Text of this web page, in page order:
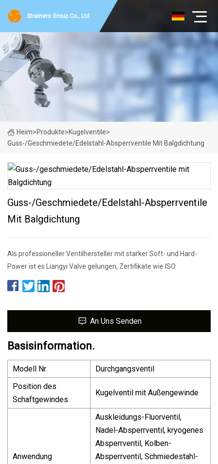
Strainers Group Co., Ltd
Heim>Produkte>Kugelventile>
Guss-/geschmiedete/Edelstahl-Absperrventile Mit Balgdichtung
Guss-/geschmiedete/Edelstahl-Absperrventile
Mit Balgdichtung
Als professioneller Ventilhersteller mit starker Soft- und Hard-
Power ist es Liangyi Valve gelungen, Zertifikate wie ISO
An Uns Senden
Basisinformation.
Modell Nr.
Durchgangsventil
Position des
Schaftgewindes
Kugelventil mit Außengewinde
Anwendung
Auskleidungs-Fluorventil,
Nadel-Absperrventil, kryogenes
Absperrventil, Kolben-
Absperrventil, Schmiedestahl-